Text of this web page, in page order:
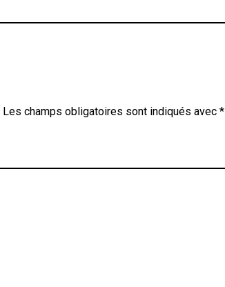
Les champs obligatoires sont indiqués avec *